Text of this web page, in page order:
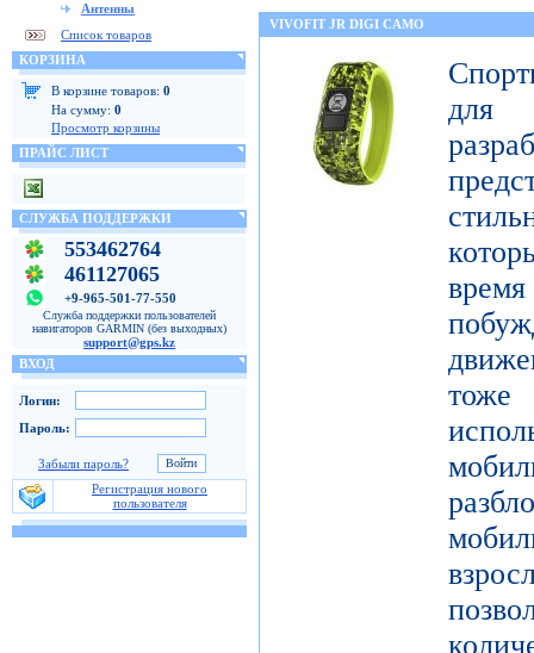
Антенны
Список товаров
КОРЗИНА
В корзине товаров: 0
На сумму: 0
Просмотр корзины
ПРАЙС ЛИСТ
СЛУЖБА ПОДДЕРЖКИ
553462764
461127065
+9-965-501-77-550
Служба поддержки пользователей
навигаторов GARMIN (без выходных)
support@gps.kz
ВХОД
Логин:
Пароль:
Забыли пароль?
Регистрация нового
пользователя
VIVOFIT JR DIGI CAMO
для
тоже